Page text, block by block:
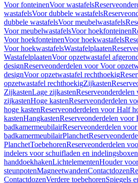
Voor fonteinenVoor wastafels
wastafelsVoor dubbele wastafels
dubbele wastafelsVoor meubelwastafels
Voor meubelwastafelsVoor hoekfonteinen
Voor hoekfonteinenVoor hoekwastafels
Voor hoekwastafelsWastafelplaaten
WastafelplaatenVoor opzetwastafel
designReserveonderdelen voor Voor
designVoor opzetwastafel rechthoekig
opzetwastafel rechthoekigZijkasten
ZijkastenLage zijkastenReserveonderdelen
zijkastenHoge kastenReserveonderdelen
hoge kastenReserveonderdelen voor Half
kastenHangkastenReserveonderdelen voor
badkamermeubilairReserveonderdelen
badkamermeubilairPlanchet
PlanchetToebehorenReserveonderdelen
indelers voor schuifladen en indelingsboxen
handdoekhakenLichtelementenHouder
steunpotenMagneetwandenContactdozen
ContactdozenVerdere toebehorenSpiegels